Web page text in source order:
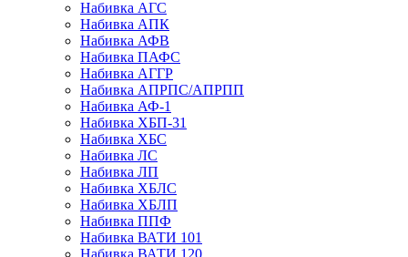
Набивка АГС
Набивка АПК
Набивка АФВ
Набивка ПАФС
Набивка АГГР
Набивка АПРПС/АПРПП
Набивка АФ-1
Набивка ХБП-31
Набивка ХБС
Набивка ЛС
Набивка ЛП
Набивка ХБЛС
Набивка ХБЛП
Набивка ППФ
Набивка ВАТИ 101